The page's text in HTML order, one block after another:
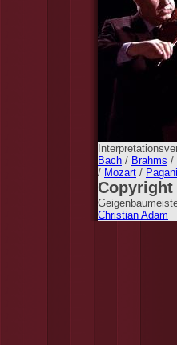
Bach / Brahms /
/ Mozart /
Copyright
Christian Adam